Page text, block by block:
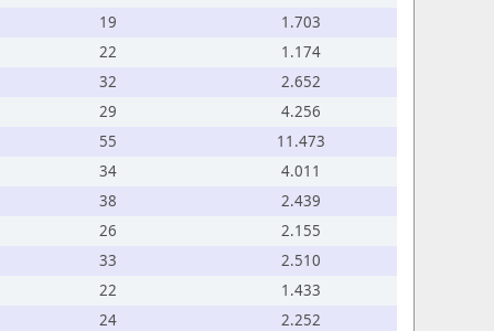
19
1.703
22
1.174
32
2.652
29
4.256
55
11.473
34
4.011
38
2.439
26
2.155
33
2.510
22
1.433
24
2.252